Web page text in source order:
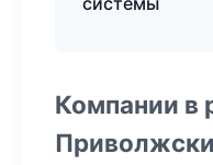
Компании в